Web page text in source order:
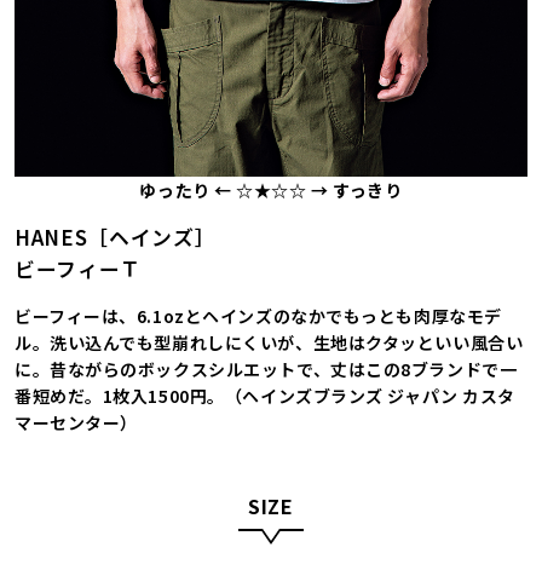
ゆったり ← ☆★☆☆ → すっきり
HANES［ヘインズ］
ビーフィーＴ
ビーフィーは、6.1ozとヘインズのなかでもっとも肉厚なモデ
ル。洗い込んでも型崩れしにくいが、生地はクタッといい風合い
に。昔ながらのボックスシルエットで、丈はこの8ブランドで一
番短めだ。1枚入1500円。（ヘインズブランズ ジャパン カスタ
マーセンター）
SIZE